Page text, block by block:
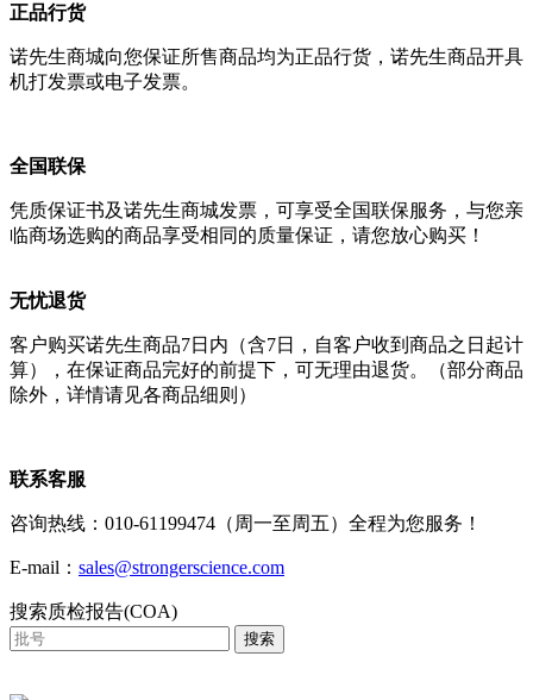
正品行货
诺先生商城向您保证所售商品均为正品行货，诺先生商品开具
机打发票或电子发票。
全国联保
凭质保证书及诺先生商城发票，可享受全国联保服务，与您亲
临商场选购的商品享受相同的质量保证，请您放心购买！
无忧退货
客户购买诺先生商品7日内（含7日，自客户收到商品之日起计
算），在保证商品完好的前提下，可无理由退货。（部分商品
除外，详情请见各商品细则）
联系客服
咨询热线：010-61199474（周一至周五）全程为您服务！
E-mail： sales@strongerscience.com
搜索质检报告(COA)
搜索